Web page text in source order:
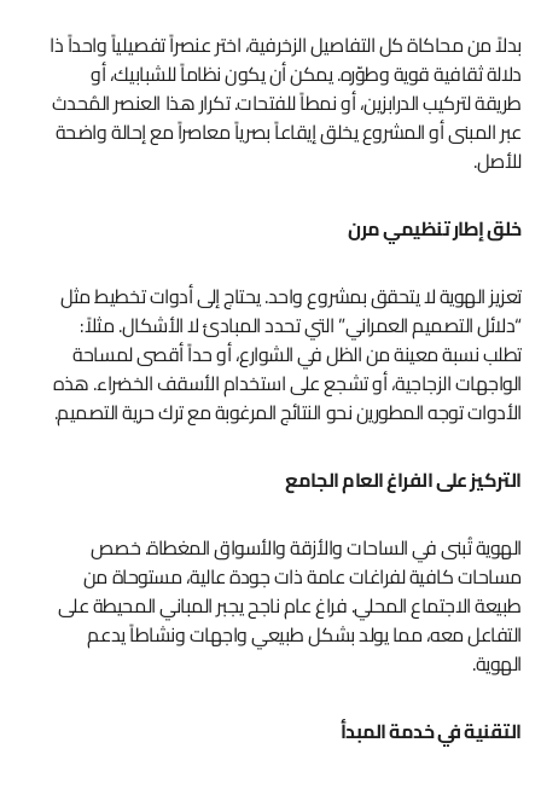
بدلاً من محاكاة كل التفاصيل الزخرفية، اختر عنصراً تفصيلياً واحداً ذا
دلالة ثقافية قوية وطوّره. يمكن أن يكون نظاماً للشبابيك، أو
طريقة لتركيب الدرابزين، أو نمطاً للفتحات. تكرار هذا العنصر المُحدث
عبر المبنى أو المشروع يخلق إيقاعاً بصرياً معاصراً مع إحالة واضحة
للأصل.
خلق إطار تنظيمي مرن
تعزيز الهوية لا يتحقق بمشروع واحد. يحتاج إلى أدوات تخطيط مثل
“دلائل التصميم العمراني” التي تحدد المبادئ لا الأشكال. مثلاً:
تطلب نسبة معينة من الظل في الشوارع، أو حداً أقصى لمساحة
الواجهات الزجاجية، أو تشجع على استخدام الأسقف الخضراء. هذه
الأدوات توجه المطورين نحو النتائج المرغوبة مع ترك حرية التصميم.
التركيز على الفراغ العام الجامع
الهوية تُبنى في الساحات والأزقة والأسواق المغطاة. خصص
مساحات كافية لفراغات عامة ذات جودة عالية، مستوحاة من
طبيعة الاجتماع المحلي. فراغ عام ناجح يجبر المباني المحيطة على
التفاعل معه، مما يولد بشكل طبيعي واجهات ونشاطاً يدعم
الهوية.
التقنية في خدمة المبدأ